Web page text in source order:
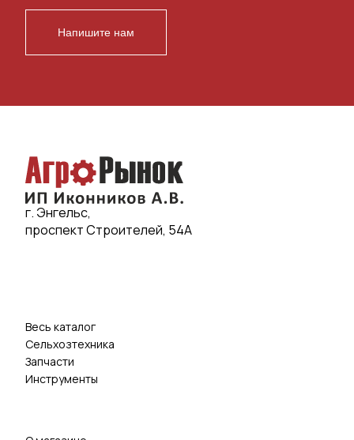
Напишите нам
г. Энгельс,
проспект Строителей, 54А
Весь каталог
Сельхозтехника
Запчасти
Инструменты